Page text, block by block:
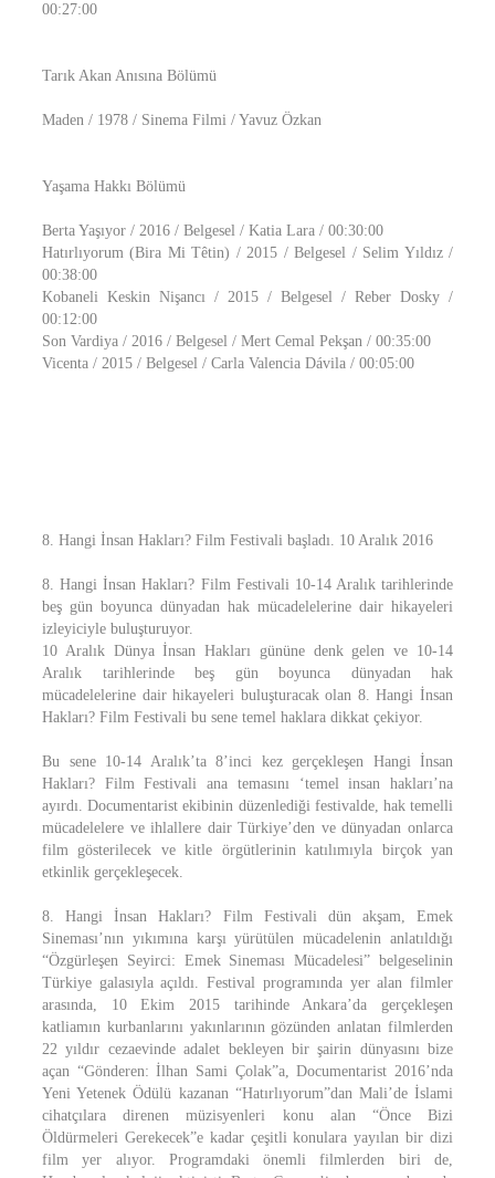
00:27:00
Tarık Akan Anısına Bölümü
Maden / 1978 / Sinema Filmi / Yavuz Özkan
Yaşama Hakkı Bölümü
Berta Yaşıyor / 2016 / Belgesel / Katia Lara / 00:30:00
Hatırlıyorum (Bira Mi Têtin) / 2015 / Belgesel / Selim Yıldız /
00:38:00
Kobaneli Keskin Nişancı / 2015 / Belgesel / Reber Dosky /
00:12:00
Son Vardiya / 2016 / Belgesel / Mert Cemal Pekşan / 00:35:00
Vicenta / 2015 / Belgesel / Carla Valencia Dávila / 00:05:00
8. Hangi İnsan Hakları? Film Festivali başladı. 10 Aralık 2016
8. Hangi İnsan Hakları? Film Festivali 10-14 Aralık tarihlerinde
beş gün boyunca dünyadan hak mücadelelerine dair hikayeleri
izleyiciyle buluşturuyor.
10 Aralık Dünya İnsan Hakları gününe denk gelen ve 10-14
Aralık tarihlerinde beş gün boyunca dünyadan hak
mücadelelerine dair hikayeleri buluşturacak olan 8. Hangi İnsan
Hakları? Film Festivali bu sene temel haklara dikkat çekiyor.
Bu sene 10-14 Aralık’ta 8’inci kez gerçekleşen Hangi İnsan
Hakları? Film Festivali ana temasını ‘temel insan hakları’na
ayırdı. Documentarist ekibinin düzenlediği festivalde, hak temelli
mücadelelere ve ihlallere dair Türkiye’den ve dünyadan onlarca
film gösterilecek ve kitle örgütlerinin katılımıyla birçok yan
etkinlik gerçekleşecek.
8. Hangi İnsan Hakları? Film Festivali dün akşam, Emek
Sineması’nın yıkımına karşı yürütülen mücadelenin anlatıldığı
“Özgürleşen Seyirci: Emek Sineması Mücadelesi” belgeselinin
Türkiye galasıyla açıldı. Festival programında yer alan filmler
arasında, 10 Ekim 2015 tarihinde Ankara’da gerçekleşen
katliamın kurbanlarını yakınlarının gözünden anlatan filmlerden
22 yıldır cezaevinde adalet bekleyen bir şairin dünyasını bize
açan “Gönderen: İlhan Sami Çolak”a, Documentarist 2016’nda
Yeni Yetenek Ödülü kazanan “Hatırlıyorum”dan Mali’de İslami
cihatçılara direnen müzisyenleri konu alan “Önce Bizi
Öldürmeleri Gerekecek”e kadar çeşitli konulara yayılan bir dizi
film yer alıyor. Programdaki önemli filmlerden biri de,